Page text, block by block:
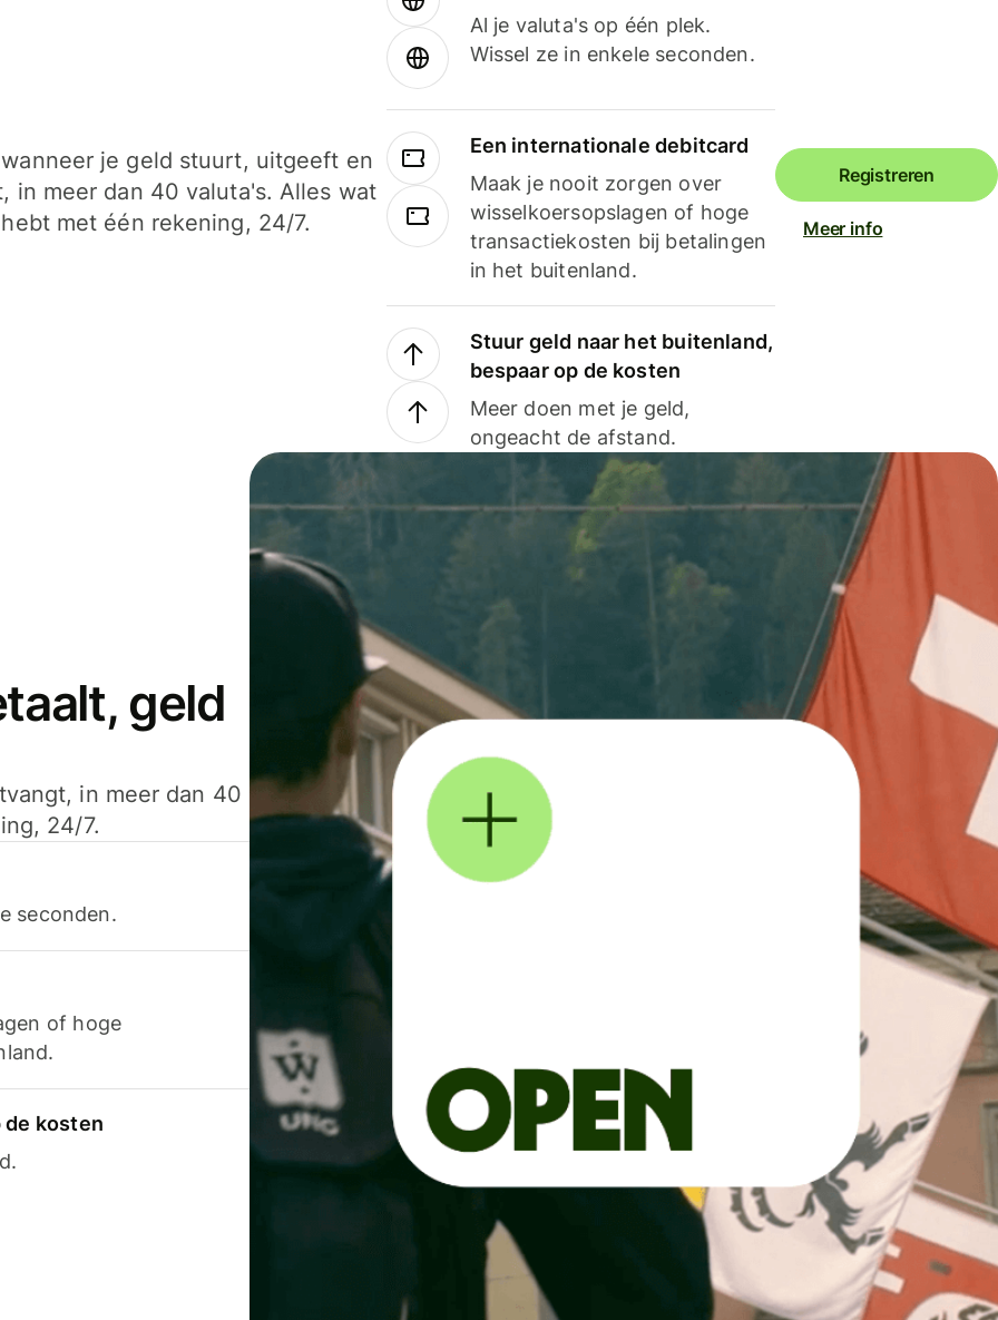
je geld stuurt, uitgeeft en
in meer dan 40 valuta's. Alles wat
met één rekening, 24/7.
Al je valuta's op één plek.
Wissel ze in enkele seconden.
Een internationale debitcard
Maak je nooit zorgen over
wisselkoersopslagen of hoge
transactiekosten bij betalingen
in het buitenland.
Stuur geld naar het buitenland,
bespaar op de kosten
Meer doen met je geld,
ongeacht de afstand.
Registreren
Meer info
geld
in meer dan 40
24/7.
seconden.
of hoge
de kosten